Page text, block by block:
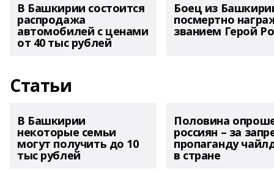
В Башкирии состоится
распродажа
автомобилей с ценами
от 40 тыс рублей
Боец из
посмертно
званием Герой
Статьи
В Башкирии
некоторые семьи
могут получить до 10
тыс рублей
Половина
россиян – за
пропаганду
в стране